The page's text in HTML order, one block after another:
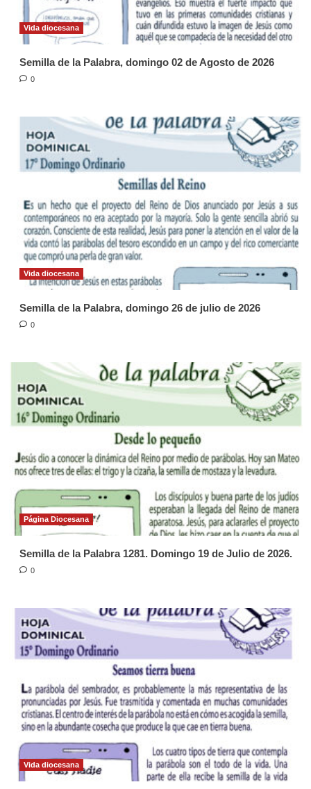
Vida diocesana
Semilla de la Palabra, domingo 02 de Agosto de 2026
0
Vida diocesana
Semilla de la Palabra, domingo 26 de julio de 2026
0
Página Diocesana
Semilla de la Palabra 1281. Domingo 19 de Julio de 2026.
0
Vida diocesana